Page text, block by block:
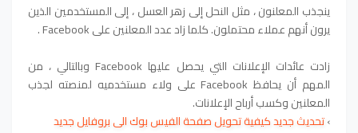
ينجذب المعلنون ، مثل النحل إلى زهر العسل ، إلى المستخدمين الذين
يرون أنهم عملاء محتملون. كلما زاد عدد المعلنين على Facebook .
زادت عائدات الإعلانات التي يحصل عليها Facebook
وبالتالي ، من
المهم أن يحافظ Facebook على ولاء مستخدميه لمنصته لجذب
المعلنين وكسب أرباح الإعلانات.
› تحديث جديد كيفية تحويل صفحة الفيس بوك الى بروفايل جديد